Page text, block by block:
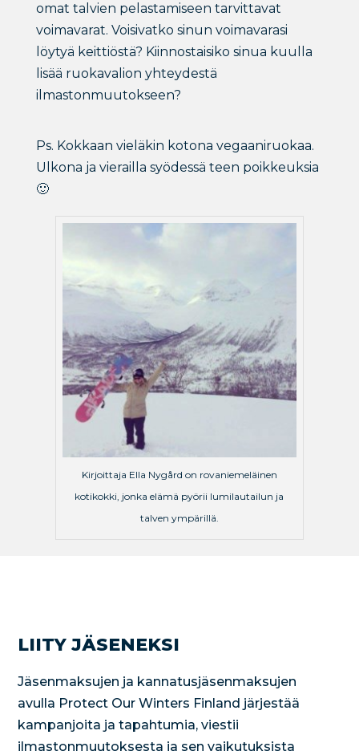
omat talvien pelastamiseen tarvittavat
voimavarat. Voisivatko sinun voimavarasi
löytyä keittiöstä? Kiinnostaisiko sinua kuulla
lisää ruokavalion yhteydestä
ilmastonmuutokseen?
Ps. Kokkaan vieläkin kotona vegaaniruokaa.
Ulkona ja vierailla syödessä teen poikkeuksia
🙂
Kirjoittaja Ella Nygård on rovaniemeläinen
kotikokki, jonka elämä pyörii lumilautailun ja
talven ympärillä.
LIITY JÄSENEKSI
Jäsenmaksujen ja kannatusjäsenmaksujen
avulla Protect Our Winters Finland järjestää
kampanjoita ja tapahtumia, viestii
ilmastonmuutoksesta ja sen vaikutuksista